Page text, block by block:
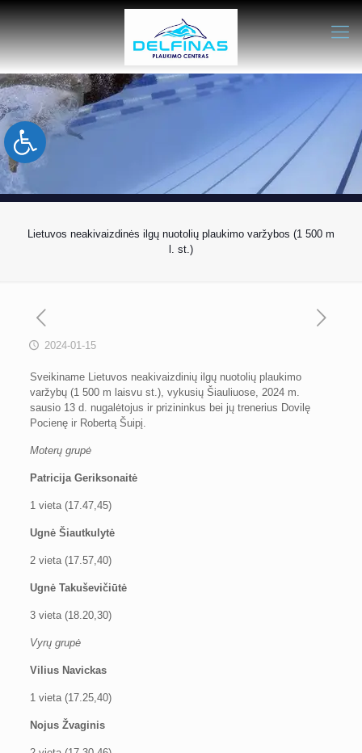
Open toolbar
Lietuvos neakivaizdinės ilgų nuotolių plaukimo varžybos (1 500 m
l. st.)
2024-01-15
Sveikiname Lietuvos neakivaizdinių ilgų nuotolių plaukimo
varžybų (1 500 m laisvu st.), vykusių Šiauliuose, 2024 m.
sausio 13 d. nugalėtojus ir prizininkus bei jų trenerius Dovilę
Pocienę ir Robertą Šuipį.
Moterų grupė
Patricija Geriksonaitė
1 vieta (17.47,45)
Ugnė Šiautkulytė
2 vieta (17.57,40)
Ugnė Takuševičiūtė
3 vieta (18.20,30)
Vyrų grupė
Vilius Navickas
1 vieta (17.25,40)
Nojus Žvaginis